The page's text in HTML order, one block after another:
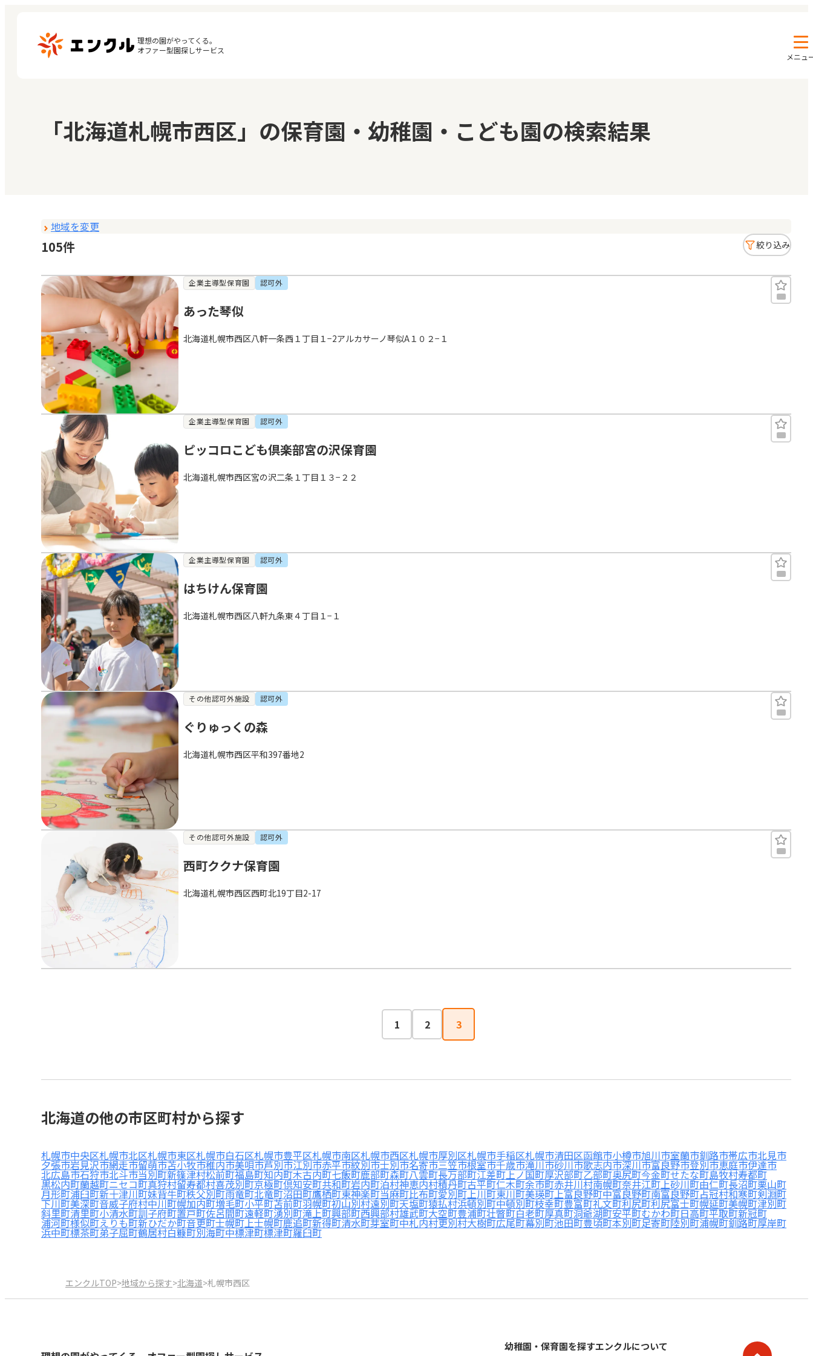
理想の園がやってくる。
オファー型園探しサービス
メニュ
保育園・幼稚園を探す
地図から探す
閲覧履歴
お気に入り
メッセージ
おすすめの園
コラム
お知らせ
「北海道札幌市西区」の保育園・幼稚園・こども園の検索結果
地域を変更
105件 絞り込み
企業主導型保育園 認可外
あった琴似
北海道札幌市西区八軒一条西１丁目１−2アルカサーノ琴似A１０２−１
企業主導型保育園 認可外
ピッコロこども倶楽部宮の沢保育園
北海道札幌市西区宮の沢二条１丁目１３−２２
企業主導型保育園 認可外
はちけん保育園
北海道札幌市西区八軒九条東４丁目１−１
その他認可外施設 認可外
ぐりゅっくの森
北海道札幌市西区平和397番地2
その他認可外施設 認可外
西町ククナ保育園
北海道札幌市西区西町北19丁目2-17
1 2 3
北海道の他の市区町村から探す
札幌市中央区札幌市北区札幌市東区札幌市白石区札幌市豊平区札幌市南区札幌市西区札幌市厚別区札幌市手稲区札幌市清田区函館市小樽市旭川市室蘭市釧路市帯広市北見市
夕張市岩見沢市網走市留萌市苫小牧市稚内市美唄市芦別市江別市赤平市紋別市士別市名寄市三笠市根室市千歳市滝川市砂川市歌志内市深川市富良野市登別市恵庭市伊達市
北広島市石狩市北斗市当別町新篠津村松前町福島町知内町木古内町七飯町鹿部町森町八雲町長万部町江差町上ノ国町厚沢部町乙部町奥尻町今金町せたな町島牧村寿都町
黒松内町蘭越町ニセコ町真狩村留寿都村喜茂別町京極町倶知安町共和町岩内町泊村神恵内村積丹町古平町仁木町余市町赤井川村南幌町奈井江町上砂川町由仁町長沼町栗山町
月形町浦臼町新十津川町妹背牛町秩父別町雨竜町北竜町沼田町鷹栖町東神楽町当麻町比布町愛別町上川町東川町美瑛町上富良野町中富良野町南富良野町占冠村和寒町剣淵町
下川町美深町音威子府村中川町幌加内町増毛町小平町苫前町羽幌町初山別村遠別町天塩町猿払村浜頓別町中頓別町枝幸町豊富町礼文町利尻町利尻富士町幌延町美幌町津別町
斜里町清里町小清水町訓子府町置戸町佐呂間町遠軽町湧別町滝上町興部町西興部村雄武町大空町豊浦町壮瞥町白老町厚真町洞爺湖町安平町むかわ町日高町平取町新冠町
浦河町様似町えりも町新ひだか町音更町士幌町上士幌町鹿追町新得町清水町芽室町中札内村更別村大樹町広尾町幕別町池田町豊頃町本別町足寄町陸別町浦幌町釧路町厚岸町
浜中町標茶町弟子屈町鶴居村白糠町別海町中標津町標津町羅臼町
エンクルTOP>地域から探す>北海道>札幌市西区
幼稚園・保育園を探すエンクルについて